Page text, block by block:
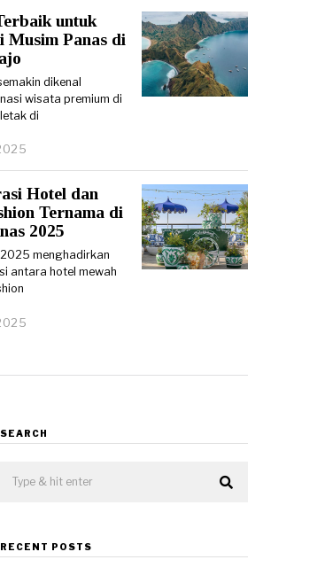
untuk
Musim Panas di
dikenal
wisata premium di
di
Hotel dan
Ternama di
2025
menghadirkan
antara hotel mewah
SEARCH
RECENT POSTS